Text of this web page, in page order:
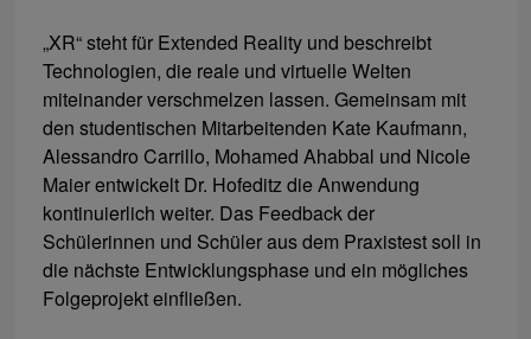
„XR“ steht für Extended Reality und beschreibt
Technologien, die reale und virtuelle Welten
miteinander verschmelzen lassen. Gemeinsam mit
den studentischen Mitarbeitenden Kate Kaufmann,
Alessandro Carrillo, Mohamed Ahabbal und Nicole
Maier entwickelt Dr. Hofeditz die Anwendung
kontinuierlich weiter. Das Feedback der
Schülerinnen und Schüler aus dem Praxistest soll in
die nächste Entwicklungsphase und ein mögliches
Folgeprojekt einfließen.